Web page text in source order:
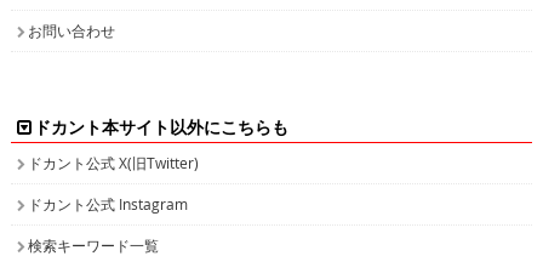
お問い合わせ
ドカント本サイト以外にこちらも
ドカント公式 X(旧Twitter)
ドカント公式 Instagram
検索キーワード一覧